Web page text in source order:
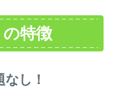
特徴
し！